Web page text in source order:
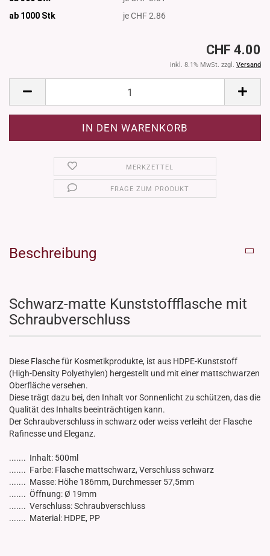
ab 1000 Stk je CHF 2.86
CHF 4.00
inkl. 8.1% MwSt. zzgl. Versand
MERKZETTEL
FRAGE ZUM PRODUKT
Beschreibung
Schwarz-matte Kunststoffflasche mit
Schraubverschluss
Diese Flasche für Kosmetikprodukte, ist aus HDPE-Kunststoff
(High-Density Polyethylen) hergestellt und mit einer mattschwarzen
Oberfläche versehen.
Diese trägt dazu bei, den Inhalt vor Sonnenlicht zu schützen, das die
Qualität des Inhalts beeinträchtigen kann.
Der Schraubverschluss in schwarz oder weiss verleiht der Flasche
Rafinesse und Eleganz.
....... Inhalt: 500ml
....... Farbe: Flasche mattschwarz, Verschluss schwarz
....... Masse: Höhe 186mm, Durchmesser 57,5mm
....... Öffnung: Ø 19mm
....... Verschluss: Schraubverschluss
....... Material: HDPE, PP